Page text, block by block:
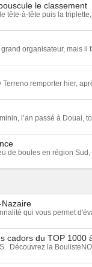
le classement
tête-à-tête puis la
organisateur, mais il
remporter hier,
l’an passé à Douai,
de boules en région
qui vous permet
cadors du TOP 1000
Découvrez la